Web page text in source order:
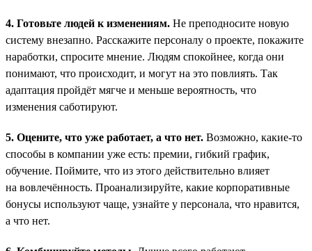
4. Готовьте людей к изменениям. Не преподносите новую
систему внезапно. Расскажите персоналу о проекте, покажите
наработки, спросите мнение. Людям спокойнее, когда они
понимают, что происходит, и могут на это повлиять. Так
адаптация пройдёт мягче и меньше вероятность, что
изменения саботируют.
5. Оцените, что уже работает, а что нет. Возможно, какие-то
способы в компании уже есть: премии, гибкий график,
обучение. Поймите, что из этого действительно влияет
на вовлечённость. Проанализируйте, какие корпоративные
бонусы используют чаще, узнайте у персонала, что нравится,
а что нет.